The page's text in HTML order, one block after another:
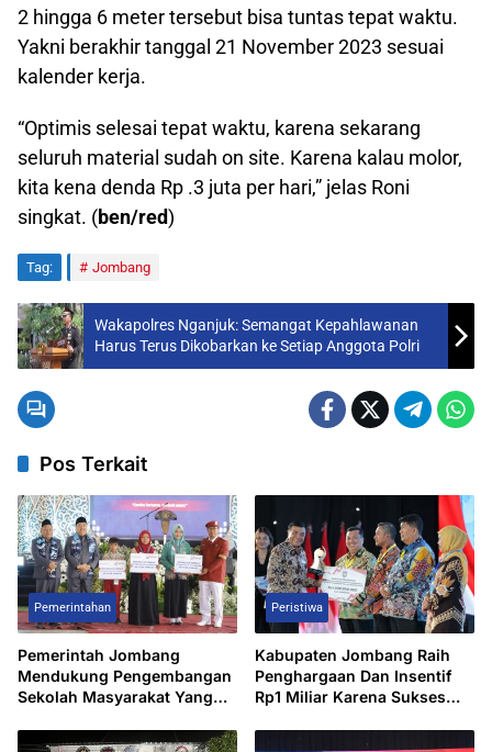
2 hingga 6 meter tersebut bisa tuntas tepat waktu.
Yakni berakhir tanggal 21 November 2023 sesuai
kalender kerja.
“Optimis selesai tepat waktu, karena sekarang
seluruh material sudah on site. Karena kalau molor,
kita kena denda Rp .3 juta per hari,” jelas Roni
singkat. (ben/red)
Tag: Jombang
Wakapolres Nganjuk: Semangat Kepahlawanan
Harus Terus Dikobarkan ke Setiap Anggota Polri
Pos Terkait
Pemerintahan
Pemerintah Jombang
Mendukung Pengembangan
Sekolah Masyarakat Yang
Hibahkan 6,3 Hektar Untuk
Peristiwa
Kabupaten Jombang Raih
Penghargaan Dan Insentif
Rp1 Miliar Karena Sukses
Pengangguran.